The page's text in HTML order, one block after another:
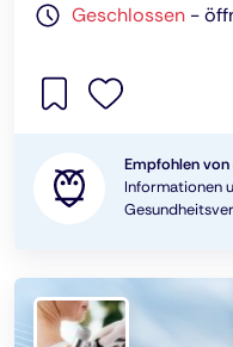
Geschlossen -
Empfohlen
Informationen